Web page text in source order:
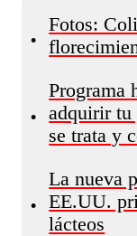
•
Fotos:
•
Programa
adquirir tu
se trata y
•
La nueva
EE.UU.
lácteos